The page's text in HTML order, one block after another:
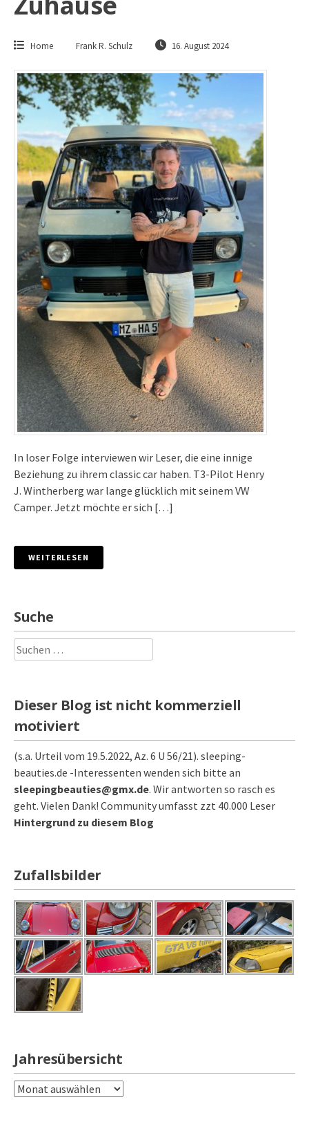
Home Frank R. Schulz 16. August 2024
In loser Folge interviewen wir Leser, die eine innige
Beziehung zu ihrem classic car haben. T3-Pilot Henry
J. Wintherberg war lange glücklich mit seinem VW
Camper. Jetzt möchte er sich […]
WEITERLESEN
Suche
Suchen
nach:
Dieser Blog ist nicht kommerziell
motiviert
(s.a. Urteil vom 19.5.2022, Az. 6 U 56/21). sleeping-
beauties.de -Interessenten wenden sich bitte an
sleepingbeauties@gmx.de. Wir antworten so rasch es
geht. Vielen Dank! Community umfasst zzt 40.000 Leser
Hintergrund zu diesem Blog
Zufallsbilder
Jahresübersicht
Jahresübersicht